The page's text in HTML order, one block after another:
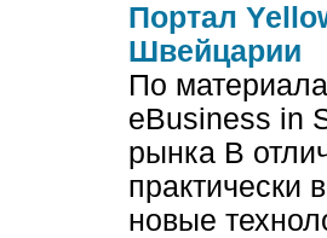
Портал
Швейцарии
По
eBusiness in
рынка В
практически
новые